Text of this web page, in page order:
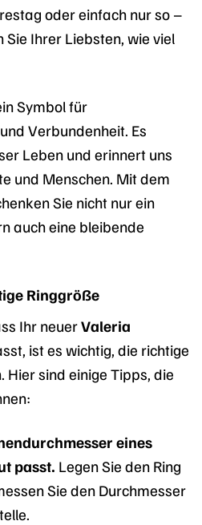
oder einfach nur so –
Sie Ihrer Liebsten, wie viel
Symbol für
Verbundenheit. Es
Leben und erinnert uns
und Menschen. Mit dem
Sie nicht nur ein
auch eine bleibende
Ringgröße
Ihr neuerValeria
ist es wichtig, die richtige
Hier sind einige Tipps, die
eines
passt. Legen Sie den Ring
Sie den Durchmesser